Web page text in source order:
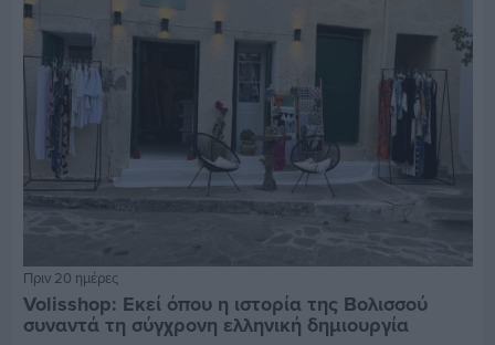
Πριν 20 ημέρες
Volisshop: Εκεί όπου η ιστορία της Βολισσού
συναντά τη σύγχρονη ελληνική δημιουργία